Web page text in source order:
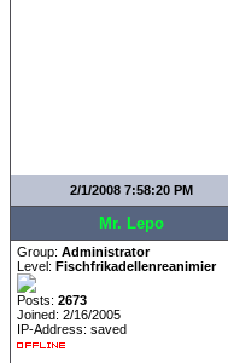
2/1/2008 7:58:20 PM
Mr. Lepo
Group: Administrator
Level: Fischfrikadellenreanimier
Posts: 2673
Joined: 2/16/2005
IP-Address: saved